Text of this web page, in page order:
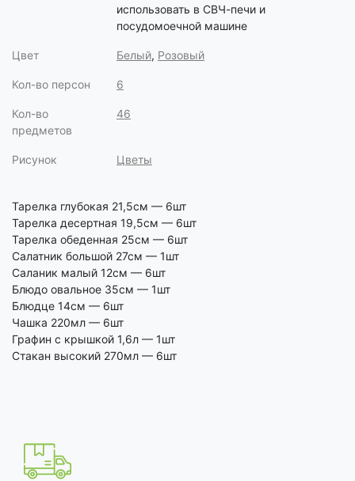
использовать в СВЧ-печи и
посудомоечной машине
Цвет Белый, Розовый
Кол-во персон 6
Кол-во
предметов
46
Рисунок Цветы
Тарелка глубокая 21,5см — 6шт
Тарелка десертная 19,5см — 6шт
Тарелка обеденная 25см — 6шт
Салатник большой 27см — 1шт
Саланик малый 12см — 6шт
Блюдо овальное 35см — 1шт
Блюдце 14см — 6шт
Чашка 220мл — 6шт
Графин с крышкой 1,6л — 1шт
Стакан высокий 270мл — 6шт